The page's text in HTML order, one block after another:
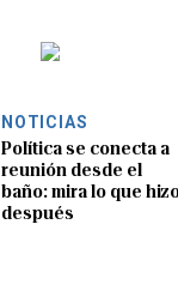
NOTICIAS
Política se conecta a
reunión desde el
baño: mira lo que
después